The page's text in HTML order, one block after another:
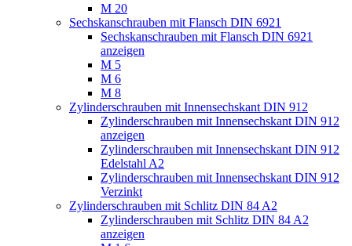
M 20
Sechskanschrauben mit Flansch DIN 6921
Sechskanschrauben mit Flansch DIN 6921
anzeigen
M 5
M 6
M 8
Zylinderschrauben mit Innensechskant DIN 912
Zylinderschrauben mit Innensechskant DIN 912
anzeigen
Zylinderschrauben mit Innensechskant DIN 912
Edelstahl A2
Zylinderschrauben mit Innensechskant DIN 912
Verzinkt
Zylinderschrauben mit Schlitz DIN 84 A2
Zylinderschrauben mit Schlitz DIN 84 A2
anzeigen